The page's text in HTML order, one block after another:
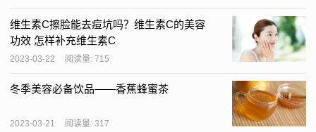
维生素C擦脸能去痘坑吗？维生素C的美容
功效 怎样补充维生素C
2023-03-22 阅读量: 715
冬季美容必备饮品——香蕉蜂蜜茶
2023-03-21 阅读量: 317